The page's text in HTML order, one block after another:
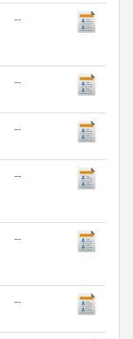
--
--
--
--
--
--